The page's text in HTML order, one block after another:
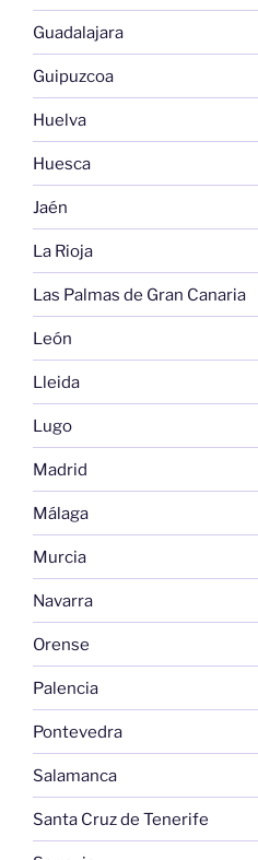
Guadalajara
Guipuzcoa
Huelva
Huesca
Jaén
La Rioja
Las Palmas de Gran Canaria
León
Lleida
Lugo
Madrid
Málaga
Murcia
Navarra
Orense
Palencia
Pontevedra
Salamanca
Santa Cruz de Tenerife